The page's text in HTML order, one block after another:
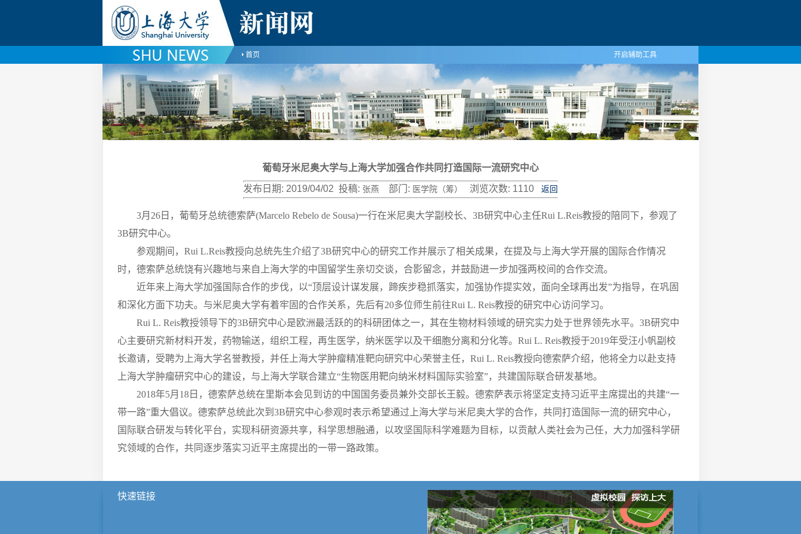
首页 开启辅助工具
葡萄牙米尼奥大学与上海大学加强合作共同打造国际一流研究中心
发布日期: 2019/04/02 投稿: 张燕 部门: 医学院（筹） 浏览次数: 1110 返回
3月26日，葡萄牙总统德索萨(Marcelo Rebelo de Sousa)一行在米尼奥大学副校长、3B研究中心主任Rui L.Reis教授的陪同下，参观了
3B研究中心。
参观期间，Rui L.Reis教授向总统先生介绍了3B研究中心的研究工作并展示了相关成果，在提及与上海大学开展的国际合作情况
时，德索萨总统饶有兴趣地与来自上海大学的中国留学生亲切交谈，合影留念，并鼓励进一步加强两校间的合作交流。
近年来上海大学加强国际合作的步伐，以“顶层设计谋发展，蹄疾步稳抓落实，加强协作提实效，面向全球再出发”为指导，在巩固
和深化方面下功夫。与米尼奥大学有着牢固的合作关系，先后有20多位师生前往Rui L. Reis教授的研究中心访问学习。
Rui L. Reis教授领导下的3B研究中心是欧洲最活跃的的科研团体之一，其在生物材料领域的研究实力处于世界领先水平。3B研究中
心主要研究新材料开发，药物输送，组织工程，再生医学，纳米医学以及干细胞分离和分化等。Rui L. Reis教授于2019年受汪小帆副校
长邀请，受聘为上海大学名誉教授，并任上海大学肿瘤精准靶向研究中心荣誉主任，Rui L. Reis教授向德索萨介绍，他将全力以赴支持
上海大学肿瘤研究中心的建设，与上海大学联合建立“生物医用靶向纳米材料国际实验室”，共建国际联合研发基地。
2018年5月18日，德索萨总统在里斯本会见到访的中国国务委员兼外交部长王毅。德索萨表示将坚定支持习近平主席提出的共建“一
带一路”重大倡议。德索萨总统此次到3B研究中心参观时表示希望通过上海大学与米尼奥大学的合作，共同打造国际一流的研究中心，
国际联合研发与转化平台，实现科研资源共享，科学思想融通，以攻坚国际科学难题为目标，以贡献人类社会为己任，大力加强科学研
究领域的合作，共同逐步落实习近平主席提出的一带一路政策。
快速链接